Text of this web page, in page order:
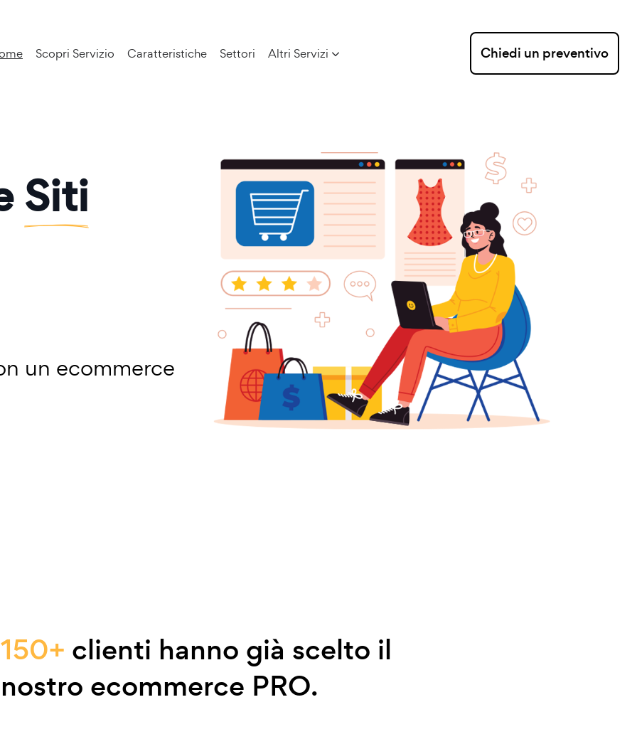
Scopri Servizio Caratteristiche Settori Altri Servizi Chiedi un preventivo
Siti
un ecommerce
150+ clienti hanno già scelto il
nostro ecommerce PRO.